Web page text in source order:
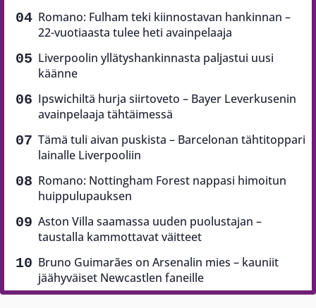
Romano: Fulham teki kiinnostavan hankinnan –
22-vuotiaasta tulee heti avainpelaaja
Liverpoolin yllätyshankinnasta paljastui uusi
käänne
Ipswichiltä hurja siirtoveto – Bayer Leverkusenin
avainpelaaja tähtäimessä
Tämä tuli aivan puskista – Barcelonan tähtitoppari
lainalle Liverpooliin
Romano: Nottingham Forest nappasi himoitun
huippulupauksen
Aston Villa saamassa uuden puolustajan –
taustalla kammottavat väitteet
Bruno Guimarães on Arsenalin mies – kauniit
jäähyväiset Newcastlen faneille